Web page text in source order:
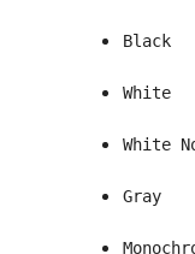
Black
White
White
Gray